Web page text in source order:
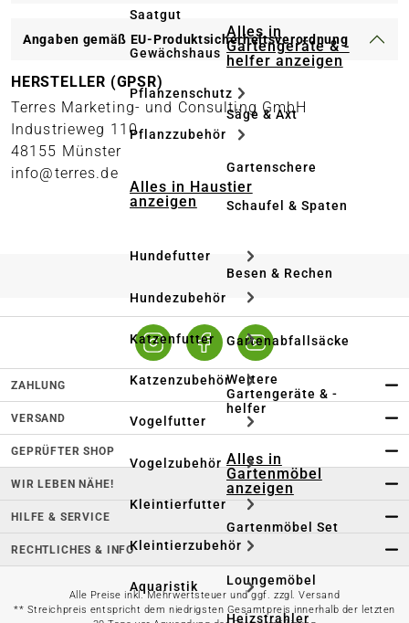
Saatgut
Gewächshaus
Pflanzenschutz
Pflanzzubehör
Alles in Haustier
anzeigen
Hundefutter
Hundezubehör
Katzenfutter
Katzenzubehör
Vogelfutter
Vogelzubehör
Kleintierfutter
Kleintierzubehör
Aquaristik
Alles in
Gartengeräte & -
helfer anzeigen
Säge & Axt
Gartenschere
Schaufel & Spaten
Besen & Rechen
Gartenabfallsäcke
Weitere
Gartengeräte & -
helfer
Alles in
Gartenmöbel
anzeigen
Gartenmöbel Set
Loungemöbel
Heizstrahler
Angaben gemäß EU-Produktsicherheitsverordnung
HERSTELLER (GPSR)
Terres Marketing- und Consulting GmbH
Industrieweg 110
48155 Münster
info@terres.de
ZAHLUNG
VERSAND
GEPRÜFTER SHOP
WIR LEBEN NÄHE!
HILFE & SERVICE
RECHTLICHES & INFO
Alle Preise inkl. Mehrwertsteuer und ggf. zzgl. Versand
** Streichpreis entspricht dem niedrigsten Gesamtpreis innerhalb der letzten